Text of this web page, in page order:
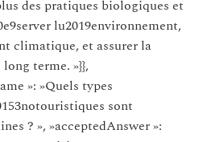
des pratiques biologiques et
lu2019environnement,
climatique, et assurer la
terme. »}},
»: »Quels types
sont
? », »acceptedAnswer »: